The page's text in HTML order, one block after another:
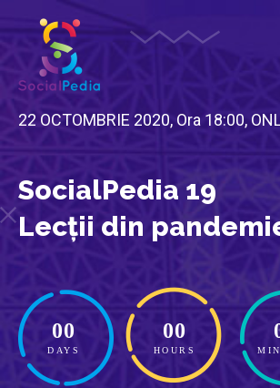
22 OCTOMBRIE 2020, Ora 18:00,
SocialPedia 19
Lecții din
00
DAYS
00
HOURS